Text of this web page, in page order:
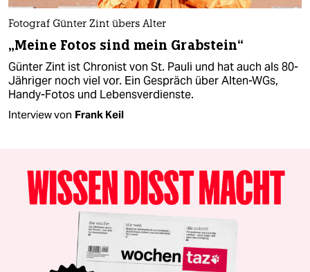
Fotograf Günter Zint übers Alter
„Meine Fotos sind mein Grabstein“
Günter Zint ist Chronist von St. Pauli und hat auch als 80-
Jähriger noch viel vor. Ein Gespräch über Alten-WGs,
Handy-Fotos und Lebensverdienste.
Interview von Frank Keil